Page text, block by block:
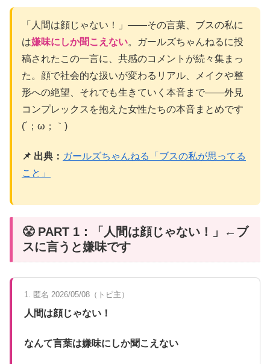
「人間は顔じゃない！」——その言葉、ブスの私に
は嫌味にしか聞こえない。ガールズちゃんねるに投
稿されたこの一言に、共感のコメントが続々集まっ
た。顔で社会的な扱いが変わるリアル、メイクや整
形への絶望、それでも生きていく本音まで——外見
コンプレックスを抱えた女性たちの本音まとめです
(´；ω；｀)
📌 出典： ガールズちゃんねる「ブスの私が思ってる
こと」
😤 PART 1：「人間は顔じゃない！」←ブ
スに言うと嫌味です
1. 匿名 2026/05/08（トピ主）
人間は顔じゃない！
なんて言葉は嫌味にしか聞こえない